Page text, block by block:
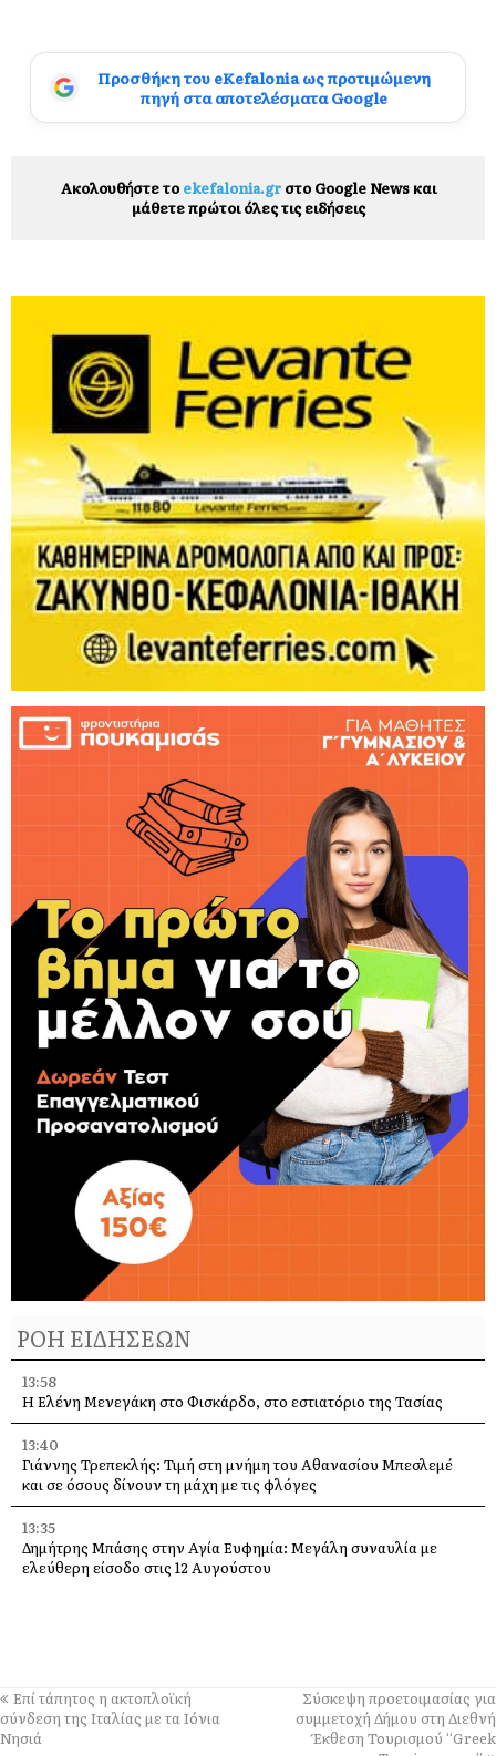
Προσθήκη του eKefalonia ως προτιμώμενη
πηγή στα αποτελέσματα Google
Ακολουθήστε το ekefalonia.grστο Google News και
μάθετε πρώτοι όλες τις ειδήσεις
ΡΟΗ ΕΙΔΗΣΕΩΝ
13:58
Η Ελένη Μενεγάκη στο Φισκάρδο, στο εστιατόριο της Τασίας
13:40
Γιάννης Τρεπεκλής: Τιμή στη μνήμη του Αθανασίου Μπεσλεμέ
και σε όσους δίνουν τη μάχη με τις φλόγες
13:35
Δημήτρης Μπάσης στην Αγία Ευφημία: Μεγάλη συναυλία με
ελεύθερη είσοδο στις 12 Αυγούστου
13:28
Ένα μεγάλο «ευχαριστώ» στα Νοσοκομεία Κεφαλονιάς –
«Στάθηκαν δίπλα μας σε μια πολύ δύσκολη στιγμή»
Επί τάπητος η ακτοπλοϊκή
σύνδεση της Ιταλίας με τα Ιόνια
Νησιά
Σύσκεψη προετοιμασίας για
συμμετοχή Δήμου στη Διεθνή
Έκθεση Τουρισμού “Greek